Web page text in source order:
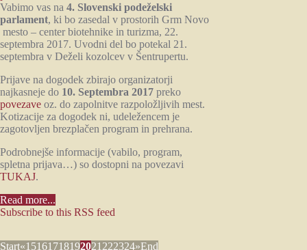
Vabimo vas na 4. Slovenski podeželski
parlament, ki bo zasedal v prostorih Grm Novo
mesto – center biotehnike in turizma, 22.
septembra 2017. Uvodni del bo potekal 21.
septembra v Deželi kozolcev v Šentrupertu.
Prijave na dogodek zbirajo organizatorji
najkasneje do 10. Septembra 2017 preko
povezave oz. do zapolnitve razpoložljivih mest.
Kotizacije za dogodek ni, udeležencem je
zagotovljen brezplačen program in prehrana.
Podrobnejše informacije (vabilo, program,
spletna prijava…) so dostopni na povezavi
TUKAJ.
Read more...
Subscribe to this RSS feed
Start«15161718192021 222324»End